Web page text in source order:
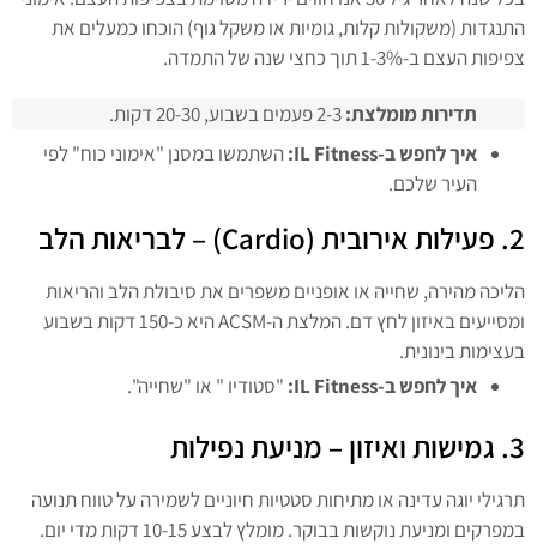
התנגדות (משקולות קלות, גומיות או משקל גוף) הוכחו כמעלים את
צפיפות העצם ב-1-3% תוך כחצי שנה של התמדה.
תדירות מומלצת:
איך לחפש ב-IL Fitness:
השתמשו במסנן "אימוני כוח" לפי
העיר שלכם.
2. פעילות אירובית (Cardio) – לבריאות הלב
הליכה מהירה, שחייה או אופניים משפרים את סיבולת הלב והריאות
ומסייעים באיזון לחץ דם. המלצת ה-ACSM היא כ-150 דקות בשבוע
בעצימות בינונית.
איך לחפש ב-IL Fitness: "סטודיו " או "שחייה".
3. גמישות ואיזון – מניעת נפילות
תרגילי יוגה עדינה או מתיחות סטטיות חיוניים לשמירה על טווח תנועה
במפרקים ומניעת נוקשות בבוקר. מומלץ לבצע 10-15 דקות מדי יום.